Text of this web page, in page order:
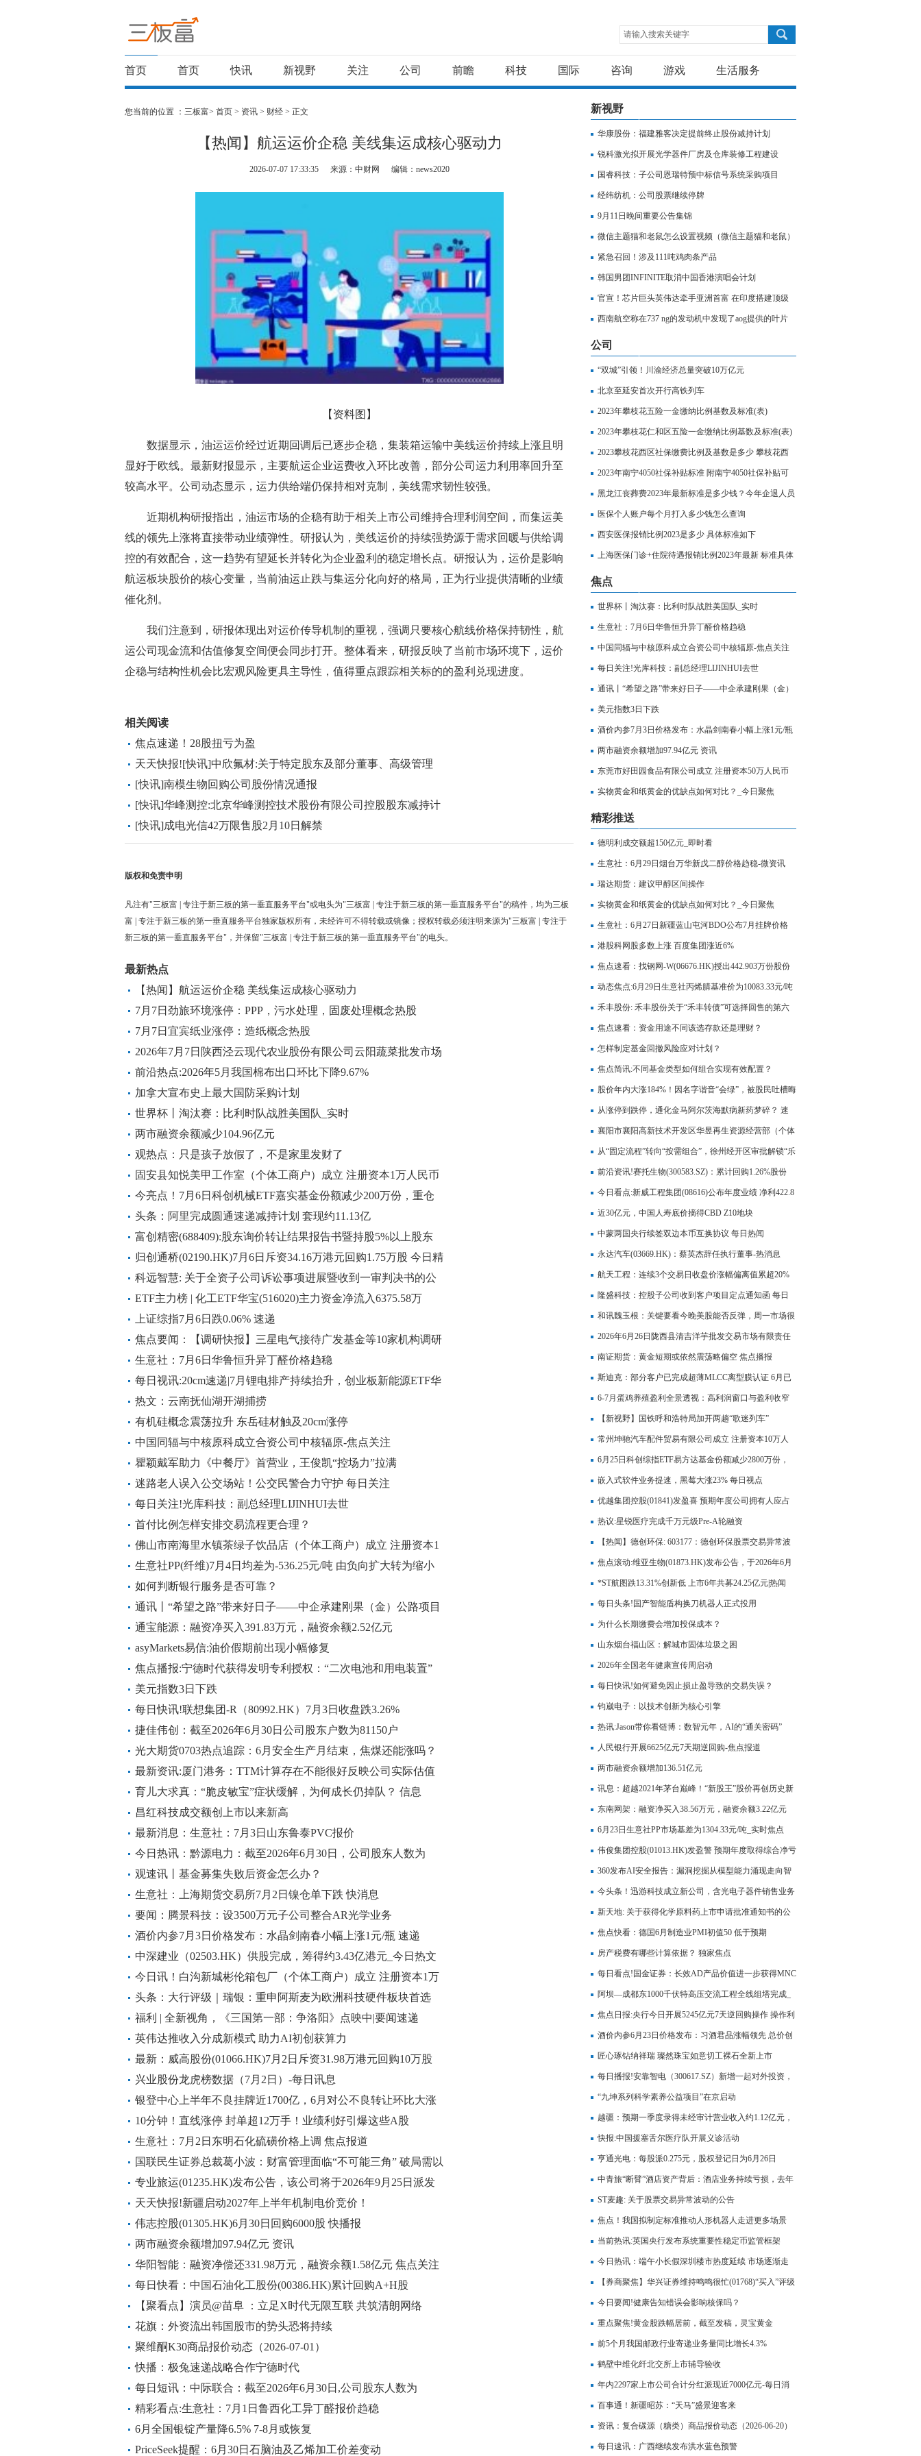
请输入搜索关键字
首页 首页 快讯 新视野 关注 公司 前瞻 科技 国际 咨询 游戏 生活服务
您当前的位置 ： 三板富> 首页 > 资讯 > 财经 > 正文
【热闻】航运运价企稳 美线集运成核心驱动力
2026-07-07 17:33:35 来源：中财网 编辑：news2020
【资料图】
数据显示，油运运价经过近期回调后已逐步企稳，集装箱运输中美线运价持续上涨且明
显好于欧线。最新财报显示，主要航运企业运费收入环比改善，部分公司运力利用率回升至
较高水平。公司动态显示，运力供给端仍保持相对克制，美线需求韧性较强。
近期机构研报指出，油运市场的企稳有助于相关上市公司维持合理利润空间，而集运美
线的领先上涨将直接带动业绩弹性。研报认为，美线运价的持续强势源于需求回暖与供给调
控的有效配合，这一趋势有望延长并转化为企业盈利的稳定增长点。研报认为，运价是影响
航运板块股价的核心变量，当前油运止跌与集运分化向好的格局，正为行业提供清晰的业绩
催化剂。
我们注意到，研报体现出对运价传导机制的重视，强调只要核心航线价格保持韧性，航
运公司现金流和估值修复空间便会同步打开。整体看来，研报反映了当前市场环境下，运价
企稳与结构性机会比宏观风险更具主导性，值得重点跟踪相关标的的盈利兑现进度。
相关阅读
焦点速递！28股扭亏为盈
天天快报![快讯]中欣氟材:关于特定股东及部分董事、高级管理
人员减持计划期限届满暨减持实施情况
[快讯]南模生物回购公司股份情况通报
[快讯]华峰测控:北京华峰测控技术股份有限公司控股股东减持计
划完成暨减持结果
[快讯]成电光信42万限售股2月10日解禁
版权和免责申明
凡注有"三板富 | 专注于新三板的第一垂直服务平台"或电头为"三板富 | 专注于新三板的第一垂直服务平台"的稿件，均为三板
富 | 专注于新三板的第一垂直服务平台独家版权所有，未经许可不得转载或镜像；授权转载必须注明来源为"三板富 | 专注于
新三板的第一垂直服务平台"，并保留"三板富 | 专注于新三板的第一垂直服务平台"的电头。
最新热点
【热闻】航运运价企稳 美线集运成核心驱动力
7月7日劲旅环境涨停：PPP，污水处理，固废处理概念热股
7月7日宜宾纸业涨停：造纸概念热股
2026年7月7日陕西泾云现代农业股份有限公司云阳蔬菜批发市场
价格行情|每日热门
前沿热点:2026年5月我国棉布出口环比下降9.67%
加拿大宣布史上最大国防采购计划
世界杯丨淘汰赛：比利时队战胜美国队_实时
两市融资余额减少104.96亿元
观热点：只是孩子放假了，不是家里发财了
固安县知悦美甲工作室（个体工商户）成立 注册资本1万人民币
今日热搜
今亮点！7月6日科创机械ETF嘉实基金份额减少200万份，重仓
股中控技术、绿的谐波、铂力特
头条：阿里完成圆通速递减持计划 套现约11.13亿
富创精密(688409):股东询价转让结果报告书暨持股5%以上股东
权益变动触及1%整数倍的提示性公告
归创通桥(02190.HK)7月6日斥资34.16万港元回购1.75万股 今日精
选
科远智慧: 关于全资子公司诉讼事项进展暨收到一审判决书的公
告
ETF主力榜 | 化工ETF华宝(516020)主力资金净流入6375.58万
元，居可比基金前2-20260706_新动态
上证综指7月6日跌0.06% 速递
焦点要闻：【调研快报】三星电气接待广发基金等10家机构调研
生意社：7月6日华鲁恒升异丁醛价格趋稳
每日视讯:20cm速递|7月锂电排产持续抬升，创业板新能源ETF华
夏(159368)费率同类最低
热文：云南抚仙湖开湖捕捞
有机硅概念震荡拉升 东岳硅材触及20cm涨停
中国同辐与中核原科成立合资公司中核辐原-焦点关注
瞿颖戴军助力《中餐厅》首营业，王俊凯“控场力”拉满
迷路老人误入公交场站！公交民警合力守护 每日关注
每日关注!光库科技：副总经理LIJINHUI去世
首付比例怎样安排交易流程更合理？
佛山市南海里水镇茶绿子饮品店（个体工商户）成立 注册资本1
万人民币
生意社PP(纤维)7月4日均差为-536.25元/吨 由负向扩大转为缩小
每日热议
如何判断银行服务是否可靠？
通讯丨“希望之路”带来好日子——中企承建刚果（金）公路项目
见闻
通宝能源：融资净买入391.83万元，融资余额2.52亿元
asyMarkets易信:油价假期前出现小幅修复
焦点播报:宁德时代获得发明专利授权：“二次电池和用电装置”
美元指数3日下跌
每日快讯!联想集团-R（80992.HK）7月3日收盘跌3.26%
捷佳伟创：截至2026年6月30日公司股东户数为81150户
光大期货0703热点追踪：6月安全生产月结束，焦煤还能涨吗？
最新资讯:厦门港务：TTM计算存在不能很好反映公司实际估值
的情况
育儿大求真：“脆皮敏宝”症状缓解，为何成长仍掉队？ 信息
昌红科技成交额创上市以来新高
最新消息：生意社：7月3日山东鲁泰PVC报价
今日热讯：黔源电力：截至2026年6月30日，公司股东人数为
20,998.00户
观速讯丨基金募集失败后资金怎么办？
生意社：上海期货交易所7月2日镍仓单下跌 快消息
要闻：腾景科技：设3500万元子公司整合AR光学业务
酒价内参7月3日价格发布：水晶剑南春小幅上涨1元/瓶 速递
中深建业（02503.HK）供股完成，筹得约3.43亿港元_今日热文
今日讯！白沟新城彬伦箱包厂（个体工商户）成立 注册资本1万
人民币
头条：大行评级｜瑞银：重申阿斯麦为欧洲科技硬件板块首选
股，目标价2100欧元
福利 | 全新视角，《三国第一部：争洛阳》点映中|要闻速递
英伟达推收入分成新模式 助力AI初创获算力
最新：威高股份(01066.HK)7月2日斥资31.98万港元回购10万股
兴业股份龙虎榜数据（7月2日）-每日讯息
银登中心上半年不良挂牌近1700亿，6月对公不良转让环比大涨
349%_独家焦点
10分钟！直线涨停 封单超12万手！业绩利好引爆这些A股
生意社：7月2日东明石化硫磺价格上调 焦点报道
国联民生证券总裁葛小波：财富管理面临“不可能三角” 破局需以
资产配置为核心 前沿资讯
专业旅运(01235.HK)发布公告，该公司将于2026年9月25日派发
末期股息每股0.01港元
天天快报!新疆启动2027年上半年机制电价竞价！
伟志控股(01305.HK)6月30日回购6000股 快播报
两市融资余额增加97.94亿元 资讯
华阳智能：融资净偿还331.98万元，融资余额1.58亿元 焦点关注
每日快看：中国石油化工股份(00386.HK)累计回购A+H股
8294.92万股
【聚看点】演员@苗阜 ：立足X时代无限互联 共筑清朗网络
花旗：外资流出韩国股市的势头恐将持续
聚维酮K30商品报价动态（2026-07-01）
快播：极兔速递战略合作宁德时代
每日短讯：中际联合：截至2026年6月30日,公司股东人数为
21,737人
精彩看点:生意社：7月1日鲁西化工异丁醛报价趋稳
6月全国银锭产量降6.5% 7-8月或恢复
PriceSeek提醒：6月30日石脑油及乙烯加工价差变动
新视野
华康股份：福建雅客决定提前终止股份减持计划
锐科激光拟开展光学器件厂房及仓库装修工程建设
国睿科技：子公司恩瑞特预中标信号系统采购项目
经纬纺机：公司股票继续停牌
9月11日晚间重要公告集锦
微信主题猫和老鼠怎么设置视频（微信主题猫和老鼠）
紧急召回！涉及111吨鸡肉条产品
韩国男团INFINITE取消中国香港演唱会计划
官宣！芯片巨头英伟达牵手亚洲首富 在印度搭建顶级
超算、炼制本土大模型
西南航空称在737 ng的发动机中发现了aog提供的叶片
公司
“双城”引领！川渝经济总量突破10万亿元
北京至延安首次开行高铁列车
2023年攀枝花五险一金缴纳比例基数及标准(表)
2023年攀枝花仁和区五险一金缴纳比例基数及标准(表)
2023攀枝花西区社保缴费比例及基数是多少 攀枝花西
区社保缴费标准表
2023年南宁4050社保补贴标准 附南宁4050社保补贴可
以享受几年
黑龙江丧葬费2023年最新标准是多少钱？今年企退人员
丧葬费领多少钱？
医保个人账户每个月打入多少钱怎么查询
西安医保报销比例2023是多少 具体标准如下
上海医保门诊+住院待遇报销比例2023年最新 标准具体
如下
焦点
世界杯丨淘汰赛：比利时队战胜美国队_实时
生意社：7月6日华鲁恒升异丁醛价格趋稳
中国同辐与中核原科成立合资公司中核辐原-焦点关注
每日关注!光库科技：副总经理LIJINHUI去世
通讯丨“希望之路”带来好日子——中企承建刚果（金）
公路项目见闻
美元指数3日下跌
酒价内参7月3日价格发布：水晶剑南春小幅上涨1元/瓶
速递
两市融资余额增加97.94亿元 资讯
东莞市好田园食品有限公司成立 注册资本50万人民币
实物黄金和纸黄金的优缺点如何对比？_今日聚焦
精彩推送
德明利成交额超150亿元_即时看
生意社：6月29日烟台万华新戊二醇价格趋稳-微资讯
瑞达期货：建议甲醇区间操作
实物黄金和纸黄金的优缺点如何对比？_今日聚焦
生意社：6月27日新疆蓝山屯河BDO公布7月挂牌价格
港股科网股多数上涨 百度集团涨近6%
焦点速看：找钢网-W(06676.HK)授出442.903万份股份
奖励
动态焦点:6月29日生意社丙烯腈基准价为10083.33元/吨
禾丰股份: 禾丰股份关于“禾丰转债”可选择回售的第六
次提示性公告
焦点速看：资金用途不同该选存款还是理财？
怎样制定基金回撤风险应对计划？
焦点简讯:不同基金类型如何组合实现有效配置？
股价年内大涨184%！因名字谐音“会绿”，被股民吐槽晦
气，001267最新回应：审慎考虑更名 当前热讯
从涨停到跌停，通化金马阿尔茨海默病新药梦碎？ 速
读
襄阳市襄阳高新技术开发区华昱再生资源经营部（个体
工商户）成立 注册资本3万人民币|今日聚焦
从“固定流程”转向“按需组合”，徐州经开区审批解锁“乐
高模式”-当前资讯
前沿资讯!赛托生物(300583.SZ)：累计回购1.26%股份
回购股份方案已实施完毕
今日看点:新威工程集团(08616)公布年度业绩 净利422.8
万港元 同比扭亏为盈
近30亿元，中国人寿底价摘得CBD Z10地块
中蒙两国央行续签双边本币互换协议 每日热闻
永达汽车(03669.HK)：蔡英杰辞任执行董事-热消息
航天工程：连续3个交易日收盘价涨幅偏离值累超20%
隆盛科技：控股子公司收到客户项目定点通知函 每日
观察
和讯魏玉根：关键要看今晚美股能否反弹，周一市场很
有可能高开高走
2026年6月26日陇西县清吉洋芋批发交易市场有限责任
公司价格行情
南证期货：黄金短期或依然震荡略偏空 焦点播报
斯迪克：部分客户已完成超薄MLCC离型膜认证 6月已
实现小批量供货-聚焦
6-7月蛋鸡养殖盈利全景透视：高利润窗口与盈利收窄
的周期切换 焦点播报
【新视野】国铁呼和浩特局加开两趟“歌迷列车”
常州坤驰汽车配件贸易有限公司成立 注册资本10万人
民币 今日热搜
6月25日科创综指ETF易方达基金份额减少2800万份，
重仓股海光信息、寒武纪、摩尔线程
嵌入式软件业务提速，黑莓大涨23% 每日视点
优越集团控股(01841)发盈喜 预期年度公司拥有人应占
溢利约300万港元 同比扭亏为盈
热议:星锐医疗完成千万元级Pre-A轮融资
【热闻】德创环保: 603177：德创环保股票交易异常波
动公告
焦点滚动:维亚生物(01873.HK)发布公告，于2026年6月
25日，该公司斥资372.19万港元回购350万股
*ST航图跌13.31%创新低 上市6年共募24.25亿元|热闻
每日头条!国产智能盾构换刀机器人正式投用
为什么长期缴费会增加投保成本？
山东烟台福山区：解城市固体垃圾之困
2026年全国老年健康宣传周启动
每日快讯!如何避免因止损止盈导致的交易失误？
钧崴电子：以技术创新为核心引擎
热讯:Jason带你看链博：数智元年，AI的“通关密码”
人民银行开展6625亿元7天期逆回购-焦点报道
两市融资余额增加136.51亿元
讯息：超越2021年茅台巅峰！“新股王”股价再创历史新
高 2个月已完成30倍跃升
东南网架：融资净买入38.56万元，融资余额3.22亿元
6月23日生意社PP市场基差为1304.33元/吨_实时焦点
伟俊集团控股(01013.HK)发盈警 预期年度取得综合净亏
损同比增加至不低于4000万港元
360发布AI安全报告：漏洞挖掘从模型能力涌现走向智
能体工程实战
今头条！迅游科技成立新公司，含光电子器件销售业务
新天地: 关于获得化学原料药上市申请批准通知书的公
告
焦点快看：德国6月制造业PMI初值50 低于预期
房产税费有哪些计算依据？ 独家焦点
每日看点!国金证券：长效AD产品价值进一步获得MNC
验证 维持康诺亚-B“买入”评级
阿坝—成都东1000千伏特高压交流工程全线组塔完成_
每日信息
焦点日报:央行今日开展5245亿元7天逆回购操作 操作利
率为1.40%
酒价内参6月23日价格发布：习酒君品涨幅领先 总价创
三日新低
匠心琢钻纳祥瑞 璨然珠宝如意切工裸石全新上市
每日播报!安靠智电（300617.SZ）新增一起对外投资，
被投资公司为安靠电力科技（济南）有限公司
“九坤系列科学素养公益项目”在京启动
越疆：预期一季度录得未经审计营业收入约1.12亿元，
同比增加约111%
快报:中国援塞舌尔医疗队开展义诊活动
亨通光电：每股派0.275元，股权登记日为6月26日
中青旅“断臂”酒店资产背后：酒店业务持续亏损，去年
扣非净利下降逾三成
ST麦趣: 关于股票交易异常波动的公告
焦点！我国拟制定标准推动人形机器人走进更多场景
当前热讯:英国央行发布系统重要性稳定币监管框架
2027年起允许稳定币在英国合规运营
今日热讯：端午小长假深圳楼市热度延续 市场逐渐走
向“活跃期”
【券商聚焦】华兴证券维持鸣鸣很忙(01768)“买入”评级
焦点速讯
今日要闻!健康告知错误会影响核保吗？
重点聚焦!黄金股跌幅居前，截至发稿，灵宝黄金
(03330.HK)跌7.03%，报13.76港元
前5个月我国邮政行业寄递业务量同比增长4.3%
鹤壁中维化纤北交所上市辅导验收
年内2297家上市公司合计分红派现近7000亿元-每日消
息
百事通！新疆昭苏：“天马”盛景迎客来
资讯：复合碳源（糖类）商品报价动态（2026-06-20）
每日速讯：广西继续发布洪水蓝色预警